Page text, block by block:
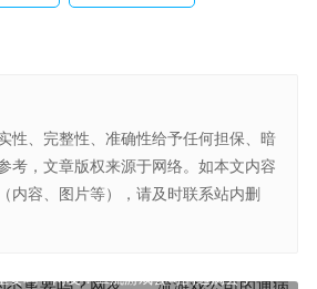
性、完整性、准确性给予任何担保、暗
考，文章版权来源于网络。如本文内容
内容、图片等），请及时联系站内删
要吗？网友：二流游戏公司的通病罢了